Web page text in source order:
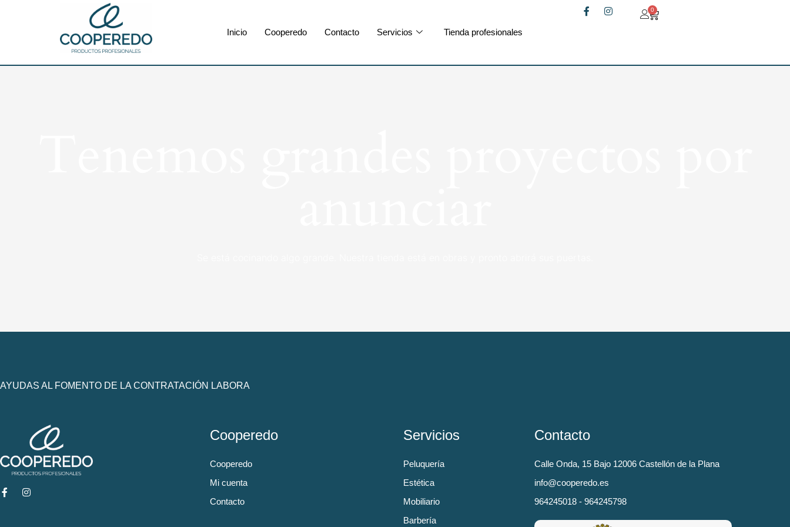
Inicio Cooperedo Contacto Servicios Tienda profesionales
0
AYUDAS AL FOMENTO DE LA CONTRATACIÓN LABORA
Cooperedo
Cooperedo
Mi cuenta
Contacto
Servicios
Peluquería
Estética
Mobiliario
Barbería
Contacto
Calle Onda, 15 Bajo 12006 Castellón de la Plana
info@cooperedo.es
964245018 - 964245798